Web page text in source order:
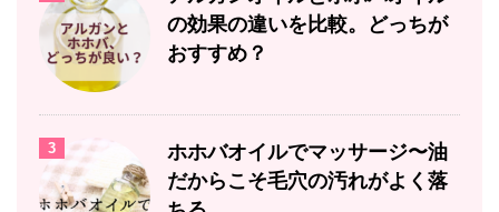
の効果の違いを比較。どっちが
おすすめ？
3
ホホバオイルでマッサージ〜油
だからこそ毛穴の汚れがよく落